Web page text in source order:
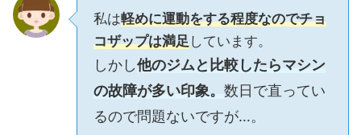
私は軽めに運動をする程度なのでチョ
コザップは満足しています。
しかし他のジムと比較したらマシン
の故障が多い印象。 数日で直ってい
るので問題ないですが…。